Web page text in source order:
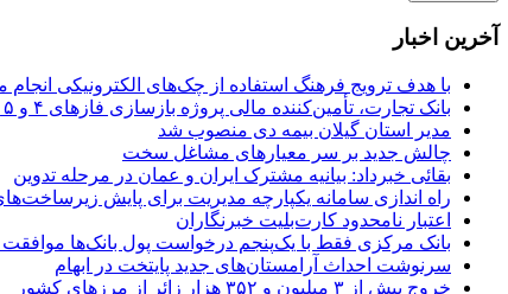
آخرین اخبار
با هدف ترویج فرهنگ استفاده از چک‌های الکترونیکی
بانک تجارت، تأمین‌کننده مالی پروژه بازسازی فازهای ۴ و ۵ پارس جنوبی
مدیر استان گیلان بیمه دی منصوب شد
چالش جدید بر سر معیارهای مشاغل سخت
بقائی خبرداد: بیانیه مشترک ایران و عمان در مرحله تدوین
راه اندازی سامانه یکپارچه مدیریت برای پایش
اعتبار نامحدود کارت‌بلیت خبرنگاران
بانک مرکزی فقط با یک‌‎پنجم درخواست پول بانک‌ها موافقت کرد
سرنوشت احداث آرامستان‌های جدید پایتخت در ابهام
خروج بیش از ۳ میلیون و ۳۵۲ هزار زائر از مرزهای کشور